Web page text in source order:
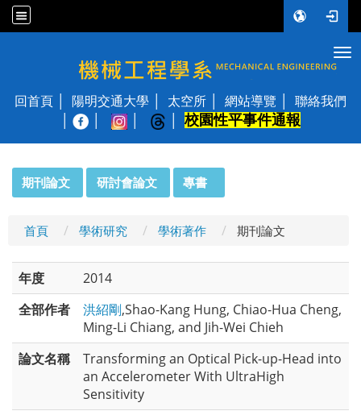
國立陽明交通大學 機械工程學系
回首頁 陽明交通大學 太空所 網站導覽
聯絡我們
校園性平事件通報
期刊論文 研討會論文 專書
首頁 學術研究 學術著作 期刊論文
年度
2014
全部作者
洪紹剛,Shao-Kang Hung, Chiao-Hua Cheng,
Ming-Li Chiang, and Jih-Wei Chieh
論文名稱
Transforming an Optical Pick-up-Head into
an Accelerometer With UltraHigh
Sensitivity